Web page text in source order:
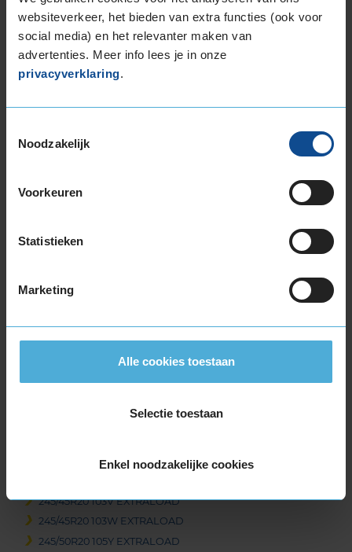
websiteverkeer, het bieden van extra functies (ook voor
social media) en het relevanter maken van
advertenties. Meer info lees je in onze
privacyverklaring.
Noodzakelijk
Voorkeuren
Statistieken
Marketing
Alle cookies toestaan
Selectie toestaan
Enkel noodzakelijke cookies
Beschikbare bandenmaten
235/45R18 98V EXTRALOAD
235/45R19 99W EXTRALOAD
255/45R19 104W EXTRALOAD
235/45R20 100H EXTRALOAD
235/45R20 100V EXTRALOAD
235/45R20 100Y EXTRALOAD
235/55R20 105W EXTRALOAD
245/40R20 99Y EXTRALOAD
245/45R20 103V EXTRALOAD
245/45R20 103W EXTRALOAD
245/50R20 105Y EXTRALOAD